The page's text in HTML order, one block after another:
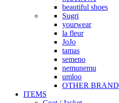
beautiful shoes
Sugri
yourwear
la fleur
JoJo
tamas
semeno
nemunemu
umloo
OTHER BRAND
ITEMS